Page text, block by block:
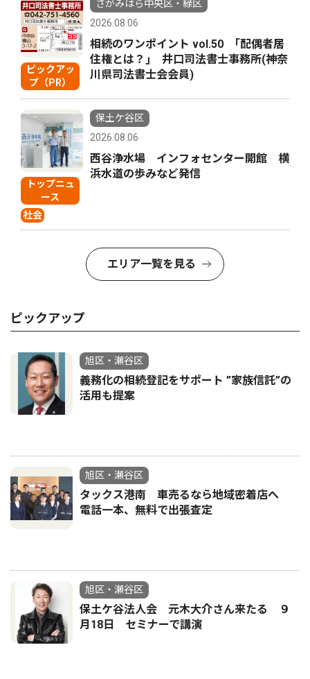
ピックアッ
プ（PR）
さがみはら中央区・緑区
2026.08.06
相続のワンポイント vol.50 ｢配偶者居
住権とは？｣ 井口司法書士事務所(神奈
川県司法書士会会員)
トップニュ
ース
社会
保土ケ谷区
2026.08.06
西谷浄水場 インフォセンター開館 横
浜水道の歩みなど発信
エリア一覧を見る
ピックアップ
旭区・瀬谷区
義務化の相続登記をサポート ”家族信託”の
活用も提案
旭区・瀬谷区
タックス港南 車売るなら地域密着店へ
電話一本、無料で出張査定
旭区・瀬谷区
保土ケ谷法人会 元木大介さん来たる ９
月18日 セミナーで講演